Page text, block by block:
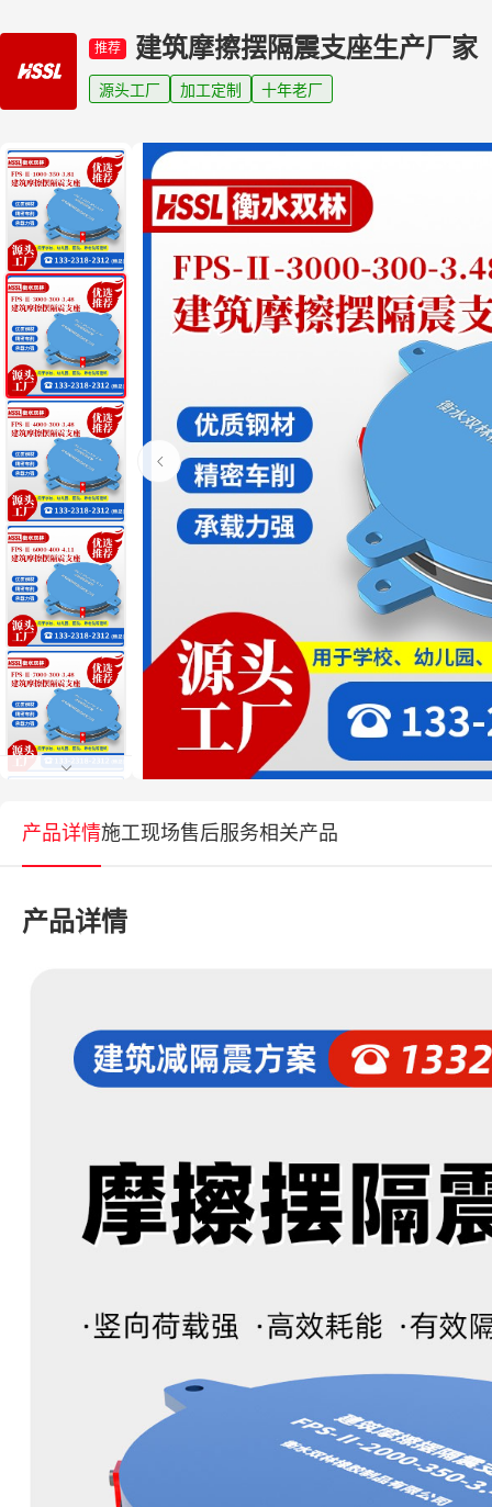
推荐 建筑摩擦摆隔震支座生产厂家
源头工厂 加工定制 十年老厂
产品详情施工现场售后服务相关产品
产品详情